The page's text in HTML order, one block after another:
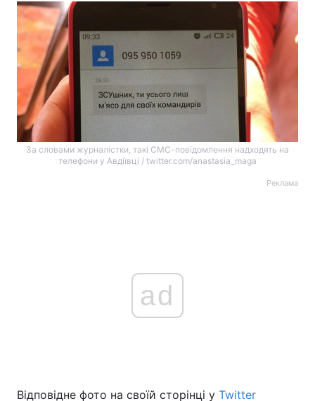
За словами журналістки, такі СМС-повідомлення надходять на
телефони у Авдіївці / twitter.com/anastasia_maga
Реклама
ad
Відповідне фото на своїй сторінці у Twitter